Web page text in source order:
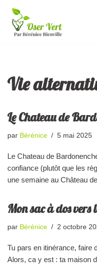
Aller
au
Vie
Le Chateau de
par Bérénice 5 mai 2025
Le Chateau de
confiance (plutôt que les
une semaine au Château
Mon sac à dos vers
par Bérénice 2 octobre
Tu pars en itinérance, faire
Alors, ca y est : ta maison